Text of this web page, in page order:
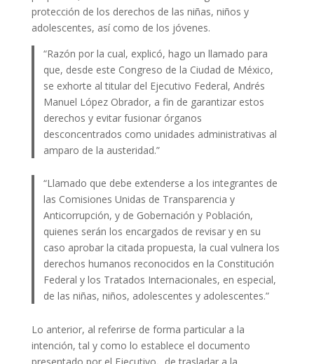
protección de los derechos de las niñas, niños y
adolescentes, así como de los jóvenes.
“Razón por la cual, explicó, hago un llamado para
que, desde este Congreso de la Ciudad de México,
se exhorte al titular del Ejecutivo Federal, Andrés
Manuel López Obrador, a fin de garantizar estos
derechos y evitar fusionar órganos
desconcentrados como unidades administrativas al
amparo de la austeridad.”
“Llamado que debe extenderse a los integrantes de
las Comisiones Unidas de Transparencia y
Anticorrupción, y de Gobernación y Población,
quienes serán los encargados de revisar y en su
caso aprobar la citada propuesta, la cual vulnera los
derechos humanos reconocidos en la Constitución
Federal y los Tratados Internacionales, en especial,
de las niñas, niños, adolescentes y adolescentes.”
Lo anterior, al referirse de forma particular a la
intención, tal y como lo establece el documento